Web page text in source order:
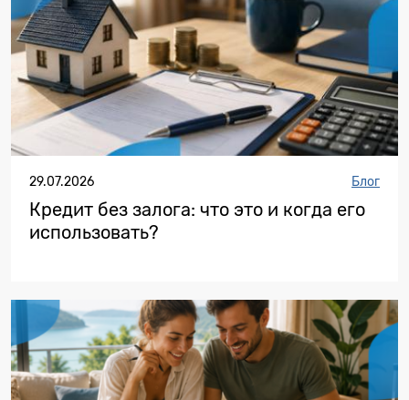
29.07.2026 Блог
Кредит без залога: что это и когда его
использовать?